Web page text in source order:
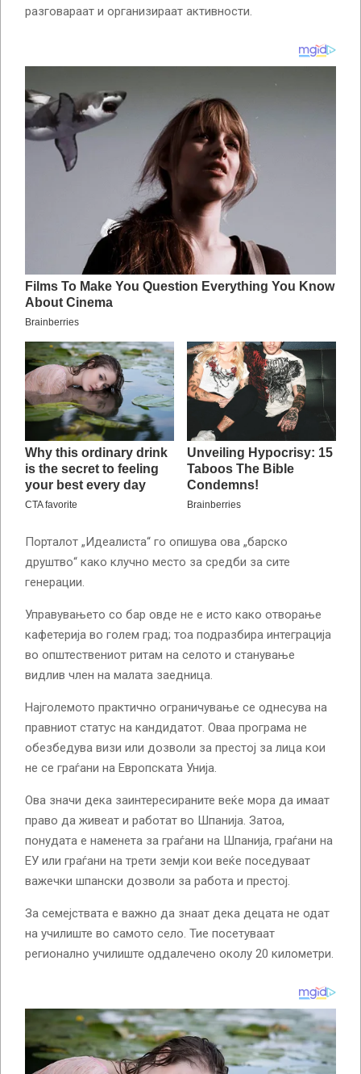
разговараат и организираат активности.
Порталот „Идеалиста“ го опишува ова „барско
друштво“ како клучно место за средби за сите
генерации.
Управувањето со бар овде не е исто како отворање
кафетерија во голем град; тоа подразбира интеграција
во општествениот ритам на селото и станување
видлив член на малата заедница.
Најголемото практично ограничување се однесува на
правниот статус на кандидатот. Оваа програма не
обезбедува визи или дозволи за престој за лица кои
не се граѓани на Европската Унија.
Ова значи дека заинтересираните веќе мора да имаат
право да живеат и работат во Шпанија. Затоа,
понудата е наменета за граѓани на Шпанија, граѓани на
ЕУ или граѓани на трети земји кои веќе поседуваат
важечки шпански дозволи за работа и престој.
За семејствата е важно да знаат дека децата не одат
на училиште во самото село. Тие посетуваат
регионално училиште оддалечено околу 20 километри.